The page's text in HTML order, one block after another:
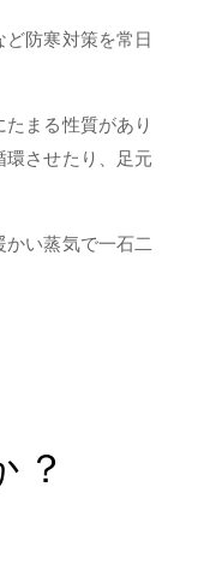
防寒対策を常日
まる性質があり
させたり、足元
い蒸気で一石二
？